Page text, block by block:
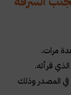
مرات.
قرأته.
المصدر وذلك